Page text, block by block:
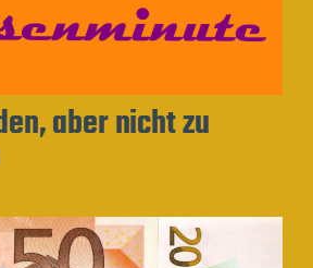
aber nicht zu